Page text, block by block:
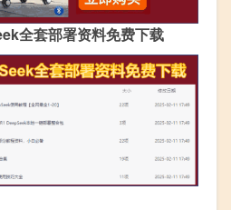
全套部署资料免费下载